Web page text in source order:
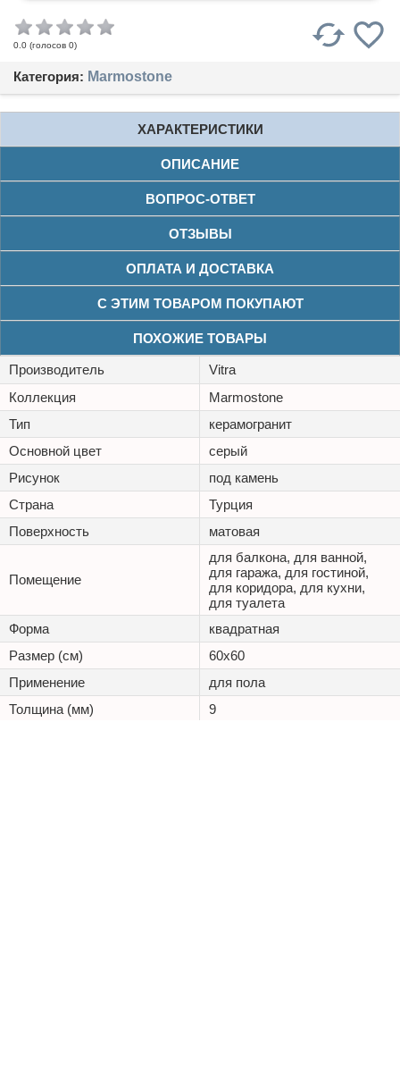
0.0 (голосов 0)
Категория: Marmostone
ХАРАКТЕРИСТИКИ
ОПИСАНИЕ
ВОПРОС-ОТВЕТ
ОТЗЫВЫ
ОПЛАТА И ДОСТАВКА
С ЭТИМ ТОВАРОМ ПОКУПАЮТ
ПОХОЖИЕ ТОВАРЫ
Производитель
Vitra
Коллекция
Marmostone
Тип
керамогранит
Основной цвет
серый
Рисунок
под камень
Страна
Турция
Поверхность
матовая
Помещение
для балкона, для ванной,
для гаража, для гостиной,
для коридора, для кухни,
для туалета
Форма
квадратная
Размер (см)
60x60
Применение
для пола
Толщина (мм)
9